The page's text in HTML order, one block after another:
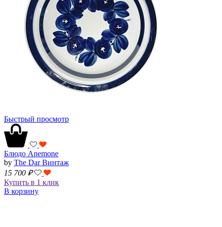
Быстрый просмотр
Блюдо Anemone
by The Dar Винтаж
15 700 ₽
Купить в 1 клик
В корзину